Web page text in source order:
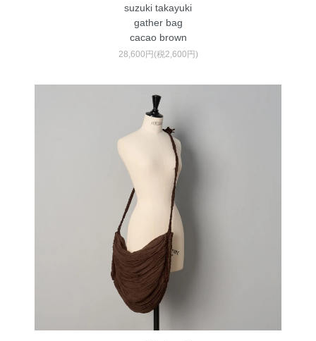
suzuki takayuki
gather bag
cacao brown
28,600円(税2,600円)